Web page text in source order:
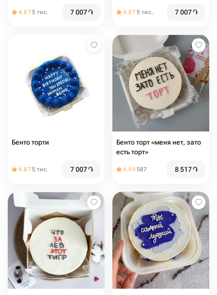
4.875 тис. 7 007֏ 4.875 тис. 7 007֏
Бенто торти
4.875 тис. 7 007֏
Бенто торт «меня нет, зато
есть торт»
4.94587 8 517֏